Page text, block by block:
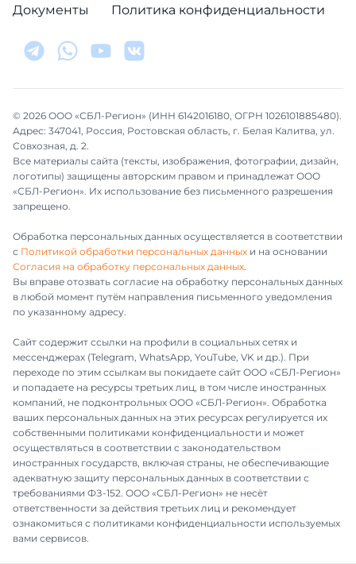
Документы Политика конфиденциальности
© 2026 ООО «СБЛ-Регион» (ИНН 6142016180, ОГРН 1026101885480).
Адрес: 347041, Россия, Ростовская область, г. Белая Калитва, ул.
Совхозная, д. 2.
Все материалы сайта (тексты, изображения, фотографии, дизайн,
логотипы) защищены авторским правом и принадлежат ООО
«СБЛ-Регион». Их использование без письменного разрешения
запрещено.
Обработка персональных данных осуществляется в соответствии
с Политикой обработки персональных данных и на основании
Согласия на обработку персональных данных.
Вы вправе отозвать согласие на обработку персональных данных
в любой момент путём направления письменного уведомления
по указанному адресу.
Сайт содержит ссылки на профили в социальных сетях и
мессенджерах (Telegram, WhatsApp, YouTube, VK и др.). При
переходе по этим ссылкам вы покидаете сайт ООО «СБЛ-Регион»
и попадаете на ресурсы третьих лиц, в том числе иностранных
компаний, не подконтрольных ООО «СБЛ-Регион». Обработка
ваших персональных данных на этих ресурсах регулируется их
собственными политиками конфиденциальности и может
осуществляться в соответствии с законодательством
иностранных государств, включая страны, не обеспечивающие
адекватную защиту персональных данных в соответствии с
требованиями ФЗ-152. ООО «СБЛ-Регион» не несёт
ответственности за действия третьих лиц и рекомендует
ознакомиться с политиками конфиденциальности используемых
вами сервисов.